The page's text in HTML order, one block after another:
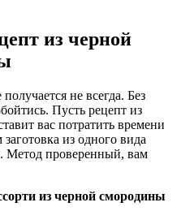
из черной
не всегда. Без
Пусть рецепт из
вас потратить времени
из одного вида
Метод проверенный, вам
из черной смородины